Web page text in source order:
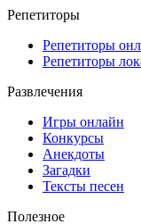
Репетиторы
Репетиторы
Репетиторы
Развлечения
Игры онлайн
Конкурсы
Анекдоты
Загадки
Тексты песен
Полезное